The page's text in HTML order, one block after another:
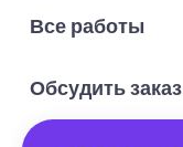
Все работы
Обсудить заказ